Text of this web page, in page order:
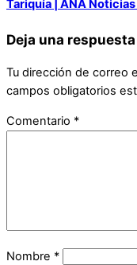
Tariquía | ANA
Deja una respuesta
Tu dirección de correo
campos obligatorios
Comentario *
Nombre *